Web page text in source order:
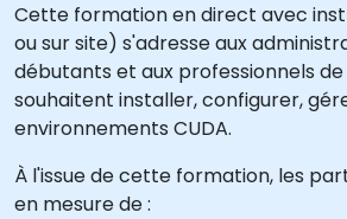
Cette formation en direct avec
ou sur site) s'adresse aux
débutants et aux professionnels
souhaitent installer, configurer,
environnements CUDA.
À l'issue de cette formation, les
en mesure de :